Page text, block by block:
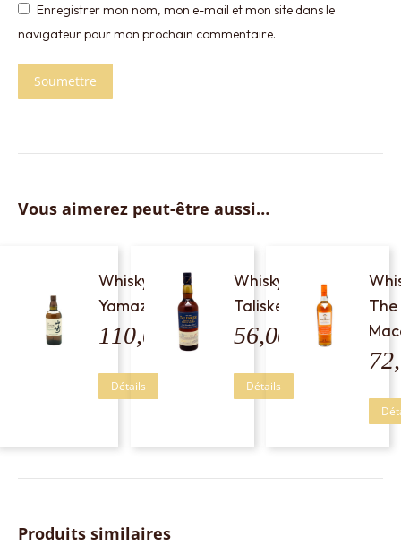
Enregistrer mon nom, mon e-mail et mon site dans le
navigateur pour mon prochain commentaire.
Vous aimerez peut-être aussi…
Whisky
Yamazaki
110,00 €
Détails
Whisky
Talisker
56,00
Détails
The
Produits similaires